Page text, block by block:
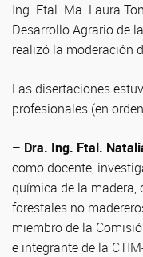
Ing. Ftal. Ma. Laura
Desarrollo Agrario de
realizó la moderación
Las disertaciones
profesionales (en
– Dra. Ing. Ftal.
como docente,
química de la madera,
forestales no
miembro de la
e integrante de la